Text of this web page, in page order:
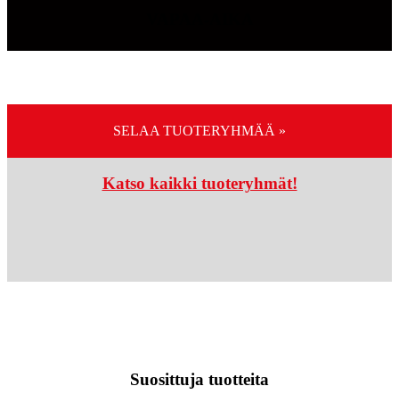
SELAA TUOTERYHMÄÄ »
Katso kaikki tuoteryhmät!
Suosittuja tuotteita